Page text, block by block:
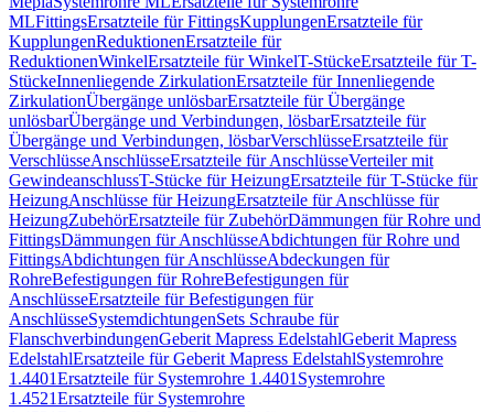
MLFittingsErsatzteile für FittingsKupplungenErsatzteile für
KupplungenReduktionenErsatzteile für
ReduktionenWinkelErsatzteile für WinkelT-StückeErsatzteile für T-
StückeInnenliegende ZirkulationErsatzteile für Innenliegende
ZirkulationÜbergänge unlösbarErsatzteile für Übergänge
unlösbarÜbergänge und Verbindungen, lösbarErsatzteile für
Übergänge und Verbindungen, lösbarVerschlüsseErsatzteile für
VerschlüsseAnschlüsseErsatzteile für AnschlüsseVerteiler mit
GewindeanschlussT-Stücke für HeizungErsatzteile für T-Stücke für
HeizungAnschlüsse für HeizungErsatzteile für Anschlüsse für
HeizungZubehörErsatzteile für ZubehörDämmungen für Rohre und
FittingsDämmungen für AnschlüsseAbdichtungen für Rohre und
FittingsAbdichtungen für AnschlüsseAbdeckungen für
RohreBefestigungen für RohreBefestigungen für
AnschlüsseErsatzteile für Befestigungen für
AnschlüsseSystemdichtungenSets Schraube für
FlanschverbindungenGeberit Mapress EdelstahlGeberit Mapress
EdelstahlErsatzteile für Geberit Mapress EdelstahlSystemrohre
1.4401Ersatzteile für Systemrohre 1.4401 Systemrohre
1.4521Ersatzteile für Systemrohre